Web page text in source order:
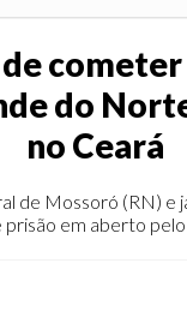
do
no Ceará
de Mossoró (RN) e
prisão em aberto